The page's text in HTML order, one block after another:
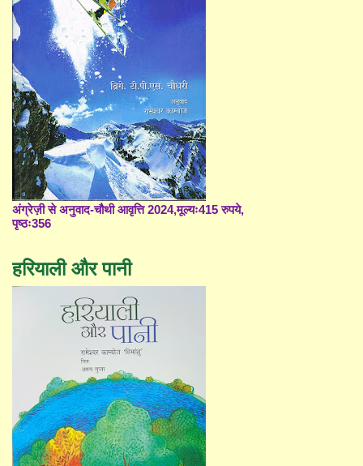
अंग्रेज़ी से अनुवाद-चौथी आवृत्ति 2024,मूल्यः415 रुपये,
पृष्ठः356
हरियाली और पानी